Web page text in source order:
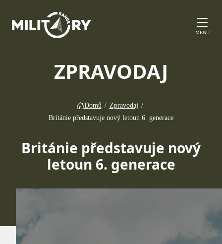
MENU
ZPRAVODAJ
Domů / Zpravodaj /
Británie představuje nový letoun 6. generace
Británie představuje nový
letoun 6. generace